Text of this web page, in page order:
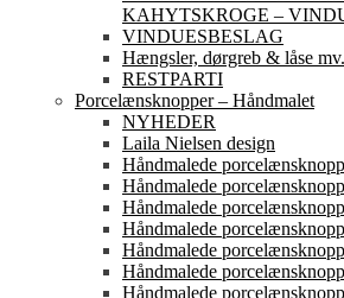
KAHYTSKROGE –
VINDUESBESLAG
Hængsler, dørgreb & låse mv.
RESTPARTI
Porcelænsknopper – Håndmalet
NYHEDER
Laila Nielsen design
Håndmalede
Håndmalede
Håndmalede
Håndmalede
Håndmalede
Håndmalede
Håndmalede